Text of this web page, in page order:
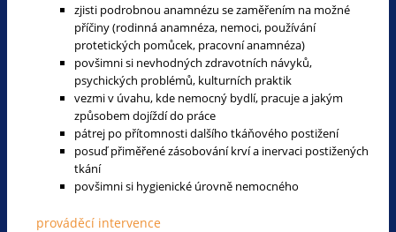
zjisti podrobnou anamnézu se zaměřením na možné
příčiny (rodinná anamnéza, nemoci, používání
protetických pomůcek, pracovní anamnéza)
povšimni si nevhodných zdravotních návyků,
psychických problémů, kulturních praktik
vezmi v úvahu, kde nemocný bydlí, pracuje a jakým
způsobem dojíždí do práce
pátrej po přítomnosti dalšího tkáňového postižení
posuď přiměřené zásobování krví a inervaci postižených
tkání
povšimni si hygienické úrovně nemocného
prováděcí intervence